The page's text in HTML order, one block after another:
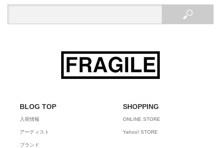
BLOG TOP
入荷情報
アーティスト
ブランド
SHOPPING
ONLINE STORE
Yahoo! STORE